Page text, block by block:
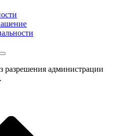
разрешения администрации